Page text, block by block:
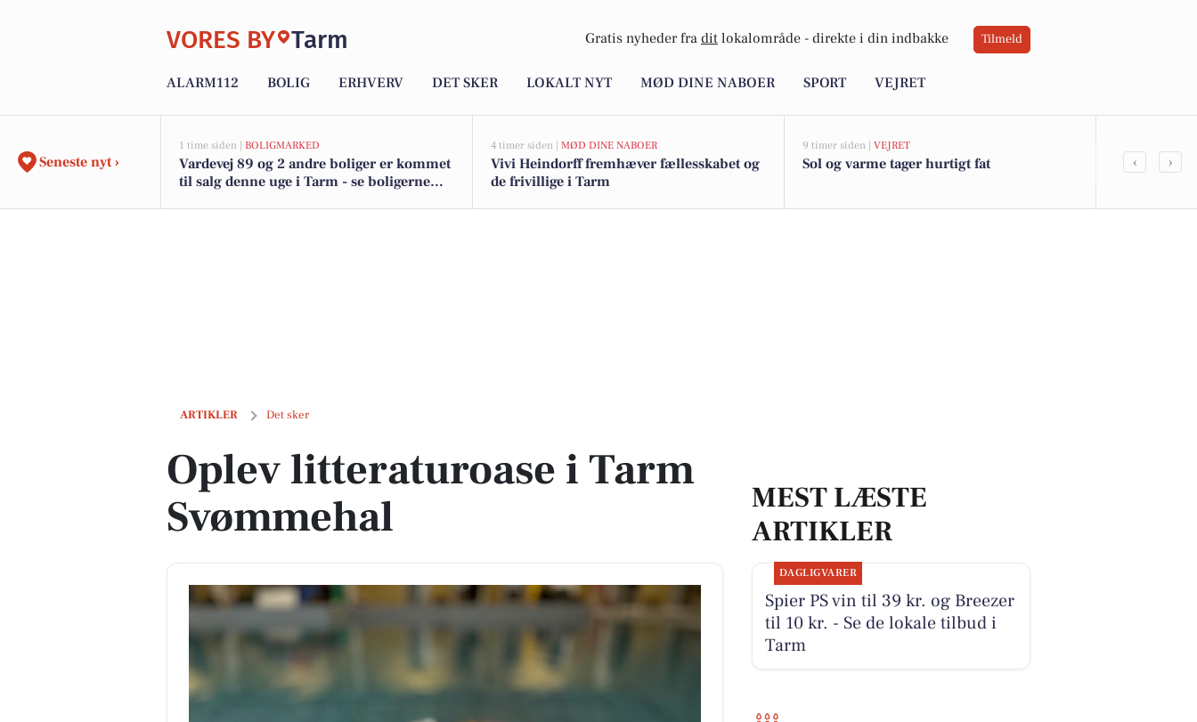
VORES BY Tarm Gratis nyheder fra dit lokalområde - direkte i din indbakke Tilmeld
ALARM112 BOLIG ERHVERV DET SKER LOKALT NYT MØD DINE NABOER SPORT VEJRET
Seneste nyt ›
1 time siden | BOLIGMARKED
Vardevej 89 og 2 andre boliger er kommet
til salg denne uge i Tarm - se boligerne
4 timer siden | MØD DINE NABOER
Vivi Heindorff fremhæver fællesskabet og
de frivillige i Tarm
9 timer siden | VEJRET
Sol og varme tager hurtigt fat
10 dyreste
‹ ›
ARTIKLER Det sker
Oplev litteraturoase i Tarm Svømmehal
Oplev litteraturoase i Tarm
Svømmehal
MEST LÆSTE
ARTIKLER
DAGLIGVARER
Spier PS vin til 39 kr. og Breezer
til 10 kr. - Se de lokale tilbud i
Tarm